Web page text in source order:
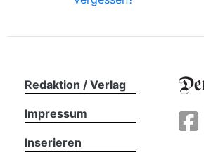
Paper
App
Redaktion / Verlag
Impressum
Inserieren